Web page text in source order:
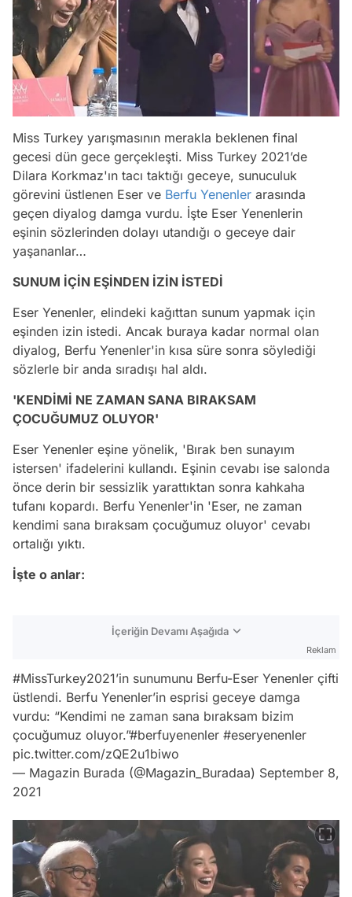
Miss Turkey yarışmasının merakla beklenen final
gecesi dün gece gerçekleşti. Miss Turkey 2021’de
Dilara Korkmaz'ın tacı taktığı geceye, sunuculuk
görevini üstlenen Eser ve Berfu Yenenler arasında
geçen diyalog damga vurdu. İşte Eser Yenenlerin
eşinin sözlerinden dolayı utandığı o geceye dair
yaşananlar…
SUNUM İÇİN EŞİNDEN İZİN İSTEDİ
Eser Yenenler, elindeki kağıttan sunum yapmak için
eşinden izin istedi. Ancak buraya kadar normal olan
diyalog, Berfu Yenenler'in kısa süre sonra söylediği
sözlerle bir anda sıradışı hal aldı.
'KENDİMİ NE ZAMAN SANA BIRAKSAM
ÇOCUĞUMUZ OLUYOR'
Eser Yenenler eşine yönelik, 'Bırak ben sunayım
istersen' ifadelerini kullandı. Eşinin cevabı ise salonda
önce derin bir sessizlik yarattıktan sonra kahkaha
tufanı kopardı. Berfu Yenenler'in 'Eser, ne zaman
kendimi sana bıraksam çocuğumuz oluyor' cevabı
ortalığı yıktı.
İşte o anlar:
İçeriğin Devamı Aşağıda
Reklam
#MissTurkey2021’in sunumunu Berfu-Eser Yenenler çifti
üstlendi. Berfu Yenenler’in esprisi geceye damga
vurdu: “Kendimi ne zaman sana bıraksam bizim
çocuğumuz oluyor.”#berfuyenenler #eseryenenler
pic.twitter.com/zQE2u1biwo
— Magazin Burada (@Magazin_Buradaa) September 8,
2021